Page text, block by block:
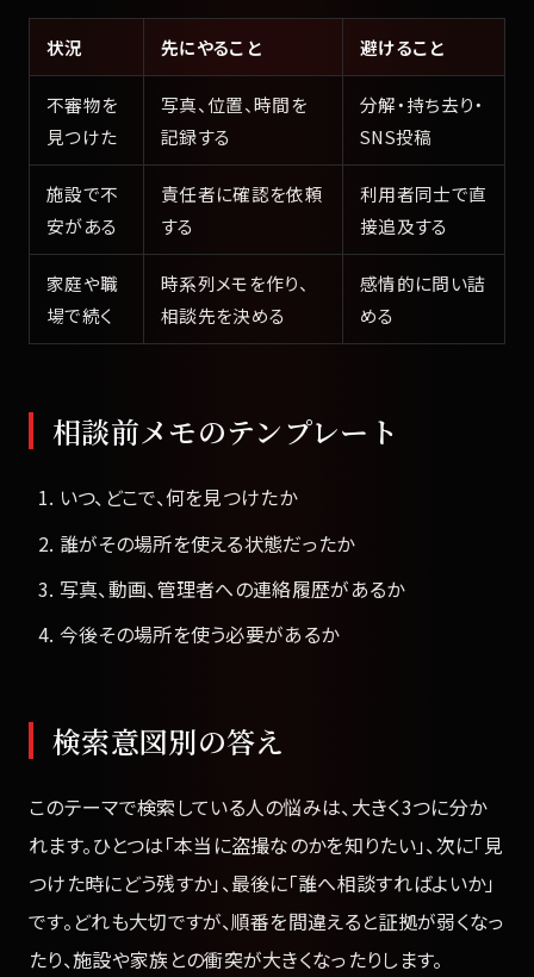
状況 先にやること 避けること
不審物を
見つけた
写真、位置、時間を
記録する
分解・持ち去り・
SNS投稿
施設で不
安がある
責任者に確認を依頼
する
利用者同士で直
接追及する
家庭や職
場で続く
時系列メモを作り、
相談先を決める
感情的に問い詰
める
相談前メモのテンプレート
いつ、どこで、何を見つけたか
誰がその場所を使える状態だったか
写真、動画、管理者への連絡履歴があるか
今後その場所を使う必要があるか
検索意図別の答え
このテーマで検索している人の悩みは、大きく3つに分か
れます。ひとつは「本当に盗撮なのかを知りたい」、次に「見
つけた時にどう残すか」、最後に「誰へ相談すればよいか」
です。どれも大切ですが、順番を間違えると証拠が弱くなっ
たり、施設や家族との衝突が大きくなったりします。